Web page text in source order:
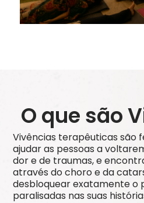
O que são
Vivências terapêuticas são
ajudaras pessoas a
dor e de traumas, e
através do choro e da
desbloquear exatamente o
paralisadas nas suas